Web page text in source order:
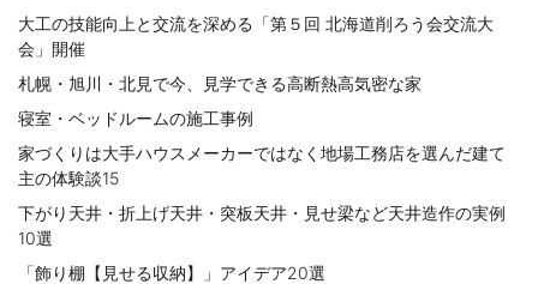
みんなで作った小さなわが家１ 物件探しで夫婦再発見
大工の技能向上と交流を深める「第５回 北海道削ろう会交流大
会」開催
札幌・旭川・北見で今、見学できる高断熱高気密な家
寝室・ベッドルームの施工事例
家づくりは大手ハウスメーカーではなく地場工務店を選んだ建て
主の体験談15
下がり天井・折上げ天井・突板天井・見せ梁など天井造作の実例
10選
「飾り棚【見せる収納】」アイデア20選